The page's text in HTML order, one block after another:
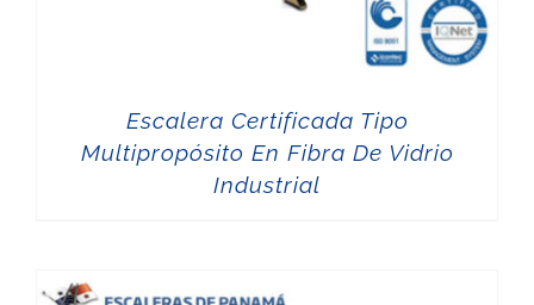
Escalera Certificada Tipo
Multipropósito En Fibra De Vidrio
Industrial